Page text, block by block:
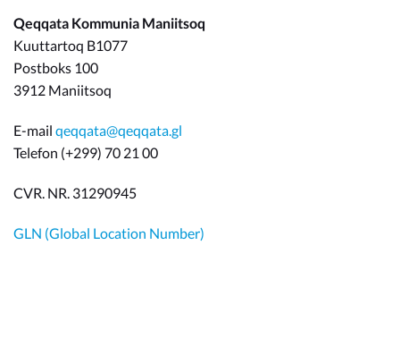
Qeqqata Kommunia Maniitsoq
Kuuttartoq B1077
Postboks 100
3912 Maniitsoq
E-mail qeqqata@qeqqata.gl
Telefon (+299) 70 21 00
CVR. NR. 31290945
GLN (Global Location Number)